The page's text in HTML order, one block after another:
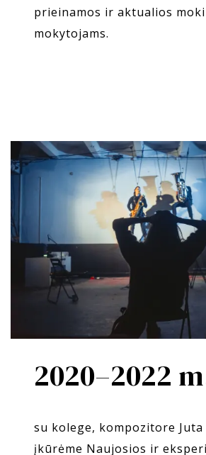
prieinamos ir aktualios
mokytojams.
2020–2022
su kolege, kompozitore
įkūrėme Naujosios ir